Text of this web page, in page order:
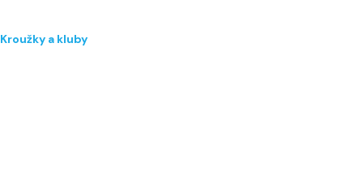
Kroužky a kluby